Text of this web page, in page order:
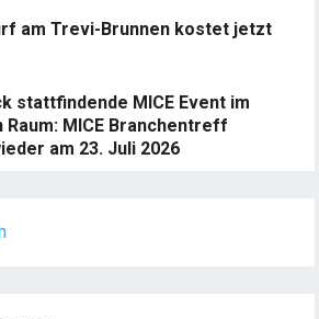
am Trevi-Brunnen kostet jetzt
stattfindende MICE Event im
MICE Branchentreff
am 23. Juli 2026